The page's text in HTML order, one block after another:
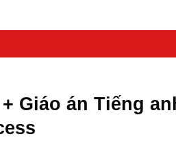
Giáo án Tiếng